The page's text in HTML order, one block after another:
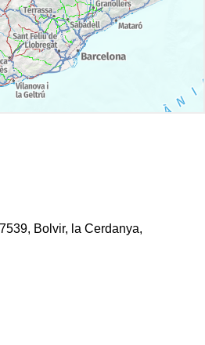
Bolvir, la Cerdanya,